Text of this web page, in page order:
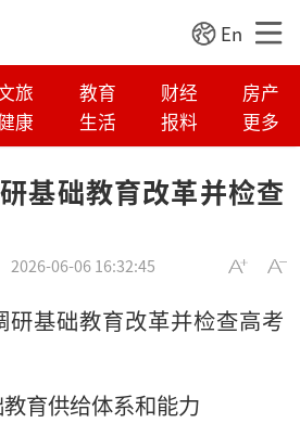
En
旅 教育 财经
房产
康 生活 报料 更多
基础教育改革并检查
2026-06-06 16:32:45
研基础教育改革并检查高考
育供给体系和能力